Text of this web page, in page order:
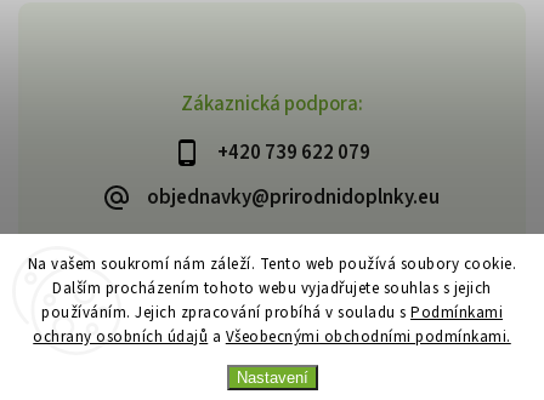
Na vašem soukromí nám záleží. Tento web používá soubory cookie.
Dalším procházením tohoto webu vyjadřujete souhlas s jejich
používáním. Jejich zpracování probíhá v souladu s Podmínkami
ochrany osobních údajů a Všeobecnými obchodními podmínkami.
Nastavení
Zákaznická podpora:
+420 739 622 079
objednavky@prirodnidoplnky.eu
Copyright 2026VIA NATURAE. Všechna práva vyhrazena.
Upravit nastavení cookies
VytvořilShoptet| Design